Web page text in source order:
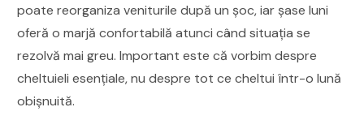
poate reorganiza veniturile după un șoc, iar șase luni
oferă o marjă confortabilă atunci când situația se
rezolvă mai greu. Important este că vorbim despre
cheltuieli esențiale, nu despre tot ce cheltui într-o lună
obișnuită.